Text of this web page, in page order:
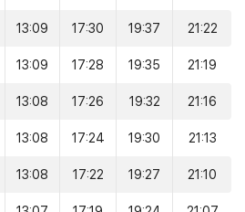
13:09 17:30 19:37 21:22
13:09 17:28 19:35 21:19
13:08 17:26 19:32 21:16
13:08 17:24 19:30 21:13
13:08 17:22 19:27 21:10